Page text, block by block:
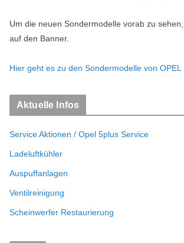
Um die neuen Sondermodelle vorab zu
auf den Banner.
Hier geht es zu den Sondermodelle von OPEL
Aktuelle Infos
Service Aktionen / Opel 5plus Service
Ladeluftkühler
Auspuffanlagen
Ventilreinigung
Scheinwerfer Restaurierung